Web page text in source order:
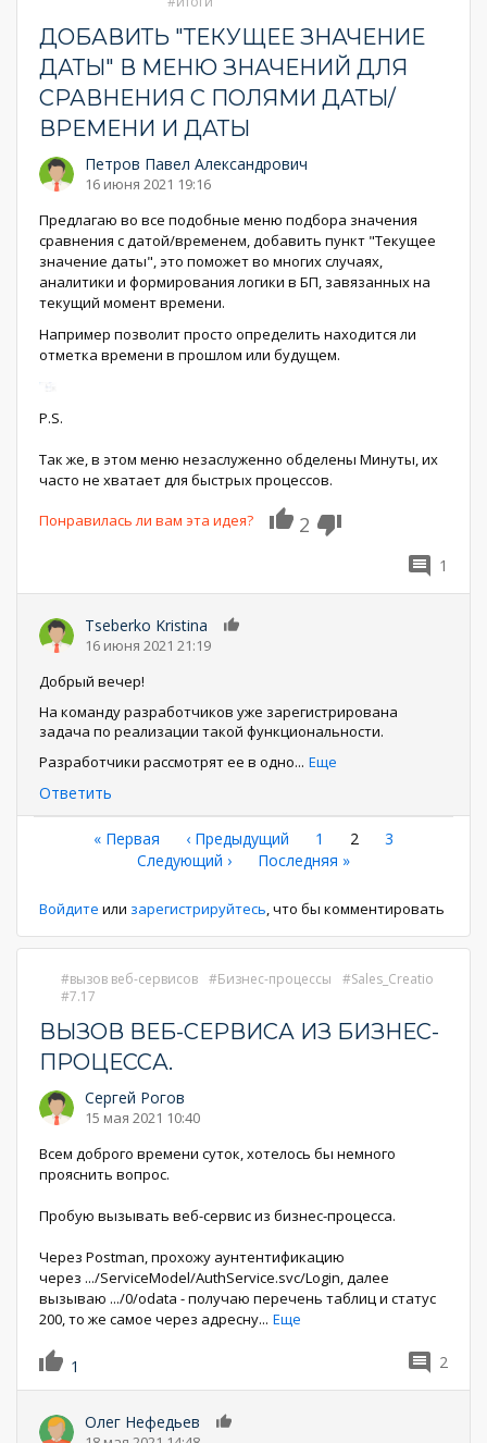
ДОБАВИТЬ "ТЕКУЩЕЕ ЗНАЧЕНИЕ
ДАТЫ" В МЕНЮ ЗНАЧЕНИЙ ДЛЯ
СРАВНЕНИЯ С ПОЛЯМИ ДАТЫ/
ВРЕМЕНИ И ДАТЫ
Петров Павел Александрович
16 июня 2021 19:16
Предлагаю во все подобные меню подбора значения
сравнения с датой/временем, добавить пункт "Текущее
значение даты", это поможет во многих случаях,
аналитики и формирования логики в БП, завязанных на
текущий момент времени.
Например позволит просто определить находится ли
отметка времени в прошлом или будущем.
P.S.
Так же, в этом меню незаслуженно обделены Минуты, их
часто не хватает для быстрых процессов.
Понравилась ли вам эта идея? 2
1
Tseberko Kristina
16 июня 2021 21:19
Добрый вечер!
На команду разработчиков уже зарегистрирована
задача по реализации такой функциональности.
Разработчики рассмотрят ее в одно... Еще
Ответить
Нумерация
страниц
Первая
страница
« Первая ←
‹ Предыдущий Страница
1
Текущая
2 Страница
3
Следующая
Следующий ›
Последняя
Последняя »
Войдите или зарегистрируйтесь, что бы комментировать
вызов веб-сервисов Бизнес-процессы
Sales_Creatio
7.17
ВЫЗОВ ВЕБ-СЕРВИСА ИЗ БИЗНЕС-
ПРОЦЕССА.
Сергей Рогов
15 мая 2021 10:40
Всем доброго времени суток, хотелось бы немного
прояснить вопрос.
Пробую вызывать веб-сервис из бизнес-процесса.
Через Postman, прохожу аунтентификацию
через .../ServiceModel/AuthService.svc/Login, далее
вызываю .../0/odata - получаю перечень таблиц и статус
200, то же самое через адресну... Еще
1 2
Олег Нефедьев